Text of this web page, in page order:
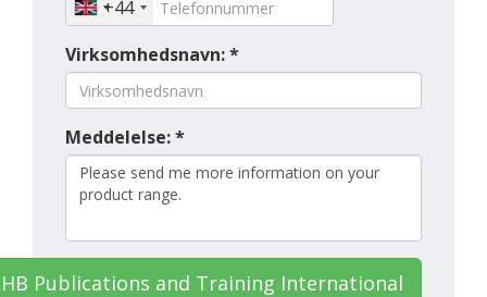
+44
Virksomhedsnavn: *
Meddelelse: *
Publications and Training International